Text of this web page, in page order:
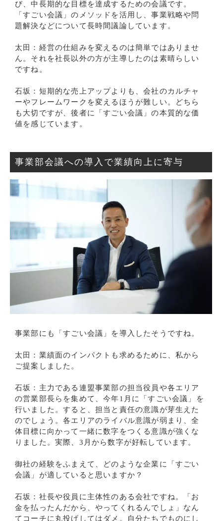
び、中長期的な目標を達成するための会議です。
「すごい会議」のメソッドを活用し、事業戦略や問
題解決などについて長時間議論しています。
太田：経営の仕組みを変えるのは簡単ではありませ
ん。それを社長以外の方が主導したのは素晴らしい
ですね。
石坂：短期的な売上アップよりも、会社のカルチャ
ーやフレームワークを変えるほうが難しい。どちら
も大切ですが、後者に「すごい会議」の本質的な価
値を感じています。
事業部会議への導入で業績向上に寄与
事業部にも「すごい会議」を導入したそうですね。
太田：業績面のインパクトも求めるために、私から
ご提案しました。
石坂：主力である連盟事業部の担当役員や各エリア
の営業部長らを集めて、今年1月に「すごい会議」を
行いました。すると、担当と責任の意識が芽生えた
のでしょう。各エリアのライバル意識が弱まり、全
体目標に向かって一緒に数字をつくる意識が強くな
りました。実際、3月から数字が好転しています。
御社の経験をふまえて、どのような企業に「すごい
会議」が適していると思いますか？
石坂：社長や役員に主体性のある会社ですね。「お
金を払ったんだから、やってくれるんでしょ」なん
てコーチに丸投げしてはダメ。自分たちでものにし